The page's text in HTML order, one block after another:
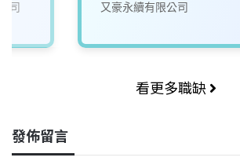
司 又豪永續有限公司
看更多職缺
發佈留言